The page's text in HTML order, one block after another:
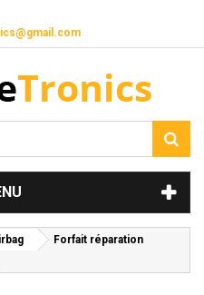
Forfait réparation